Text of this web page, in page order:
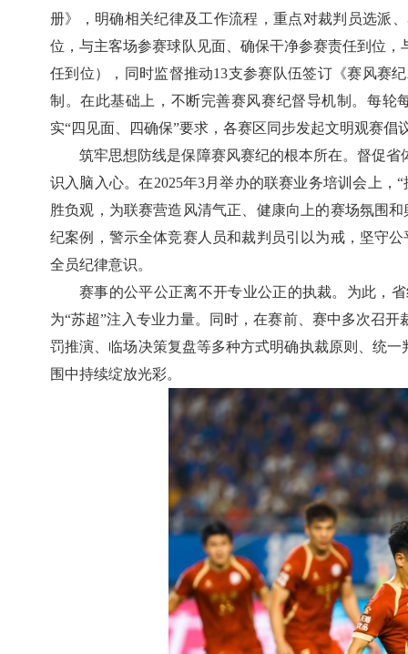
册》，明确相关纪律及工作流程，重点对裁判员选派
位，与主客场参赛球队见面、确保干净参赛责任到位
任到位），同时监督推动13支参赛队伍签订《赛风赛
制。在此基础上，不断完善赛风赛纪督导机制。每轮
实“四见面、四确保”要求，各赛区同步发起文明观赛倡
筑牢思想防线是保障赛风赛纪的根本所在。督促
识入脑入心。在2025年3月举办的联赛业务培训会上
胜负观，为联赛营造风清气正、健康向上的赛场氛围
纪案例，警示全体竞赛人员和裁判员引以为戒，坚守
全员纪律意识。
赛事的公平公正离不开专业公正的执裁。为此，
为“苏超”注入专业力量。同时，在赛前、赛中多次召
罚推演、临场决策复盘等多种方式明确执裁原则、统
围中持续绽放光彩。